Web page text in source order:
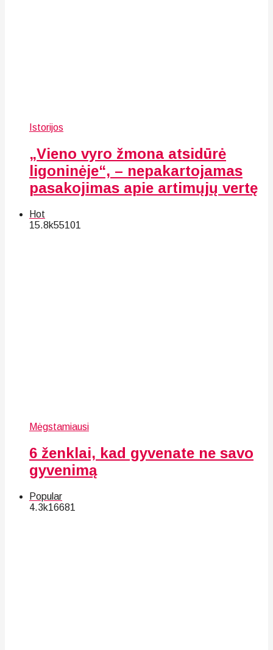
Istorijos
„Vieno vyro žmona atsidūrė
ligoninėje“, – nepakartojamas
pasakojimas apie artimųjų vertę
Hot
15.8k55101
Mėgstamiausi
6 ženklai, kad gyvenate ne savo
gyvenimą
Popular
4.3k16681